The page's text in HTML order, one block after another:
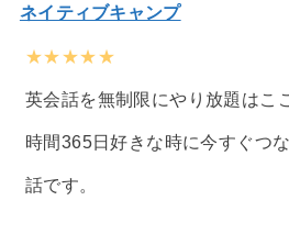
ネイティブキャンプ
★★★★★
英会話を無制限にやり放題はこ
時間365日好きな時に今すぐつ
話です。